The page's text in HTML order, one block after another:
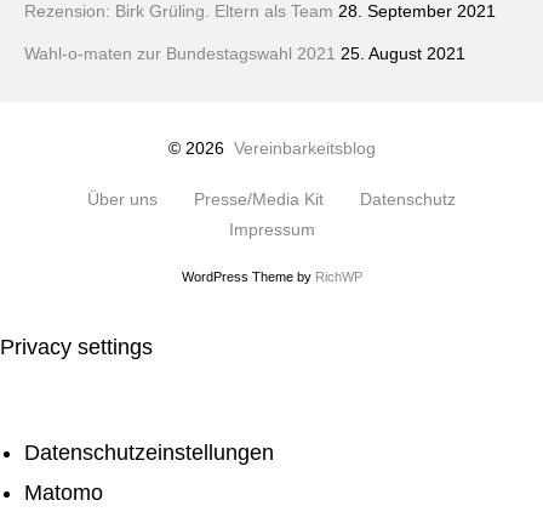
Rezension: Birk Grüling. Eltern als Team 28. September 2021
Wahl-o-maten zur Bundestagswahl 2021 25. August 2021
© 2026 Vereinbarkeitsblog
Über uns Presse/Media Kit
Datenschutz
Impressum
WordPress Theme by RichWP
Privacy settings
Datenschutzeinstellungen
Matomo